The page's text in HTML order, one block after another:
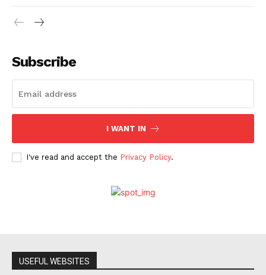
Subscribe
I WANT IN
I've read and accept the Privacy Policy.
USEFUL WEBSITES